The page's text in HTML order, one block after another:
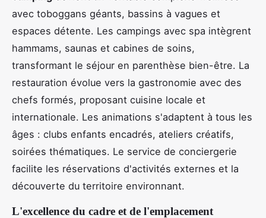
avec toboggans géants, bassins à vagues et
espaces détente. Les campings avec spa intègrent
hammams, saunas et cabines de soins,
transformant le séjour en parenthèse bien-être. La
restauration évolue vers la gastronomie avec des
chefs formés, proposant cuisine locale et
internationale. Les animations s'adaptent à tous les
âges : clubs enfants encadrés, ateliers créatifs,
soirées thématiques. Le service de conciergerie
facilite les réservations d'activités externes et la
découverte du territoire environnant.
L'excellence du cadre et de l'emplacement